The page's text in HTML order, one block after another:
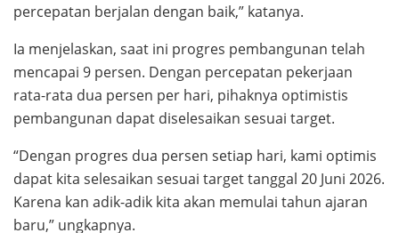
percepatan berjalan dengan baik,” katanya.
Ia menjelaskan, saat ini progres pembangunan telah
mencapai 9 persen. Dengan percepatan pekerjaan
rata-rata dua persen per hari, pihaknya optimistis
pembangunan dapat diselesaikan sesuai target.
“Dengan progres dua persen setiap hari, kami optimis
dapat kita selesaikan sesuai target tanggal 20 Juni 2026.
Karena kan adik-adik kita akan memulai tahun ajaran
baru,” ungkapnya.